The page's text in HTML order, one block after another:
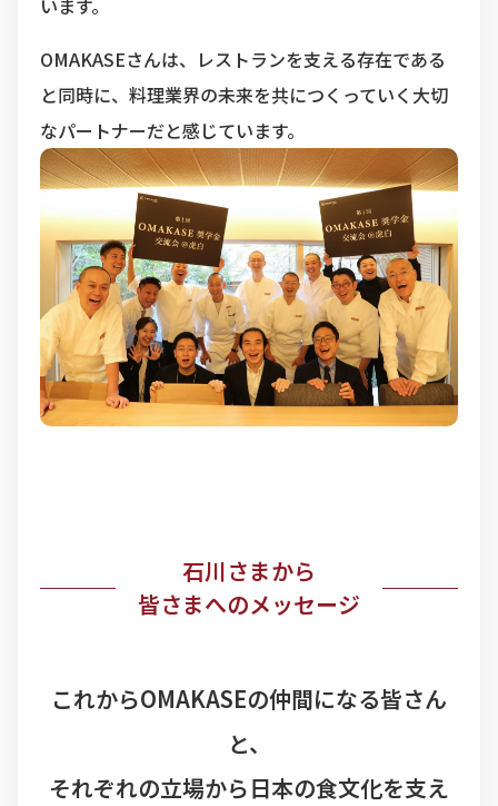
OMAKASEさんは、レストランを支える存在である
と同時に、料理業界の未来を共につくっていく大切
なパートナーだと感じています。
石川さまから
皆さまへのメッセージ
これからOMAKASEの仲間になる皆さん
と、
それぞれの立場から日本の食文化を支え